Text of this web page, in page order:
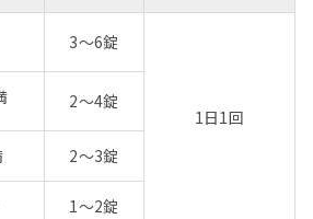
3～6錠
1日1回
2～4錠
2～3錠
1～2錠